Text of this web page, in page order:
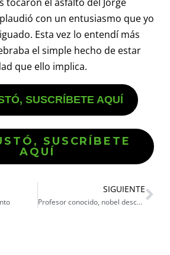
con un entusiasmo que yo
Esta vez lo entendí más
el simple hecho de estar
que ello implica.
SUSCRÍBETE AQUÍ
SUSCRÍBETE
AQUÍ
SIGUIENTE
Profesor conocido, nobel desconocido